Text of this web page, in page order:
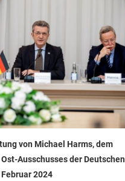
von Michael Harms, dem
Ausschusses der Deutschen
2024